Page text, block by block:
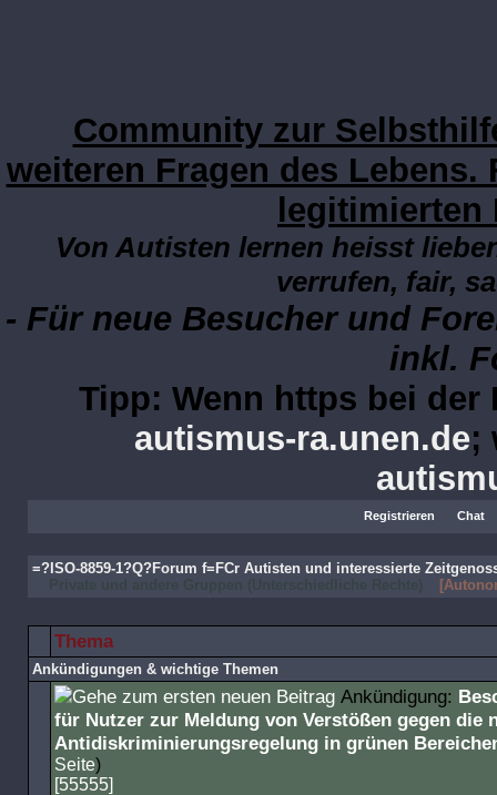
Community zur
weiteren Fragen des
Von Autisten lernen heisst
verrufen, fair,
- Für neue Besucher und
inkl.
Tipp: Wenn https bei
autismus-ra.unen.de;
Chat
Registrieren
=?ISO-8859-1?Q?Forum f=FCr Autisten und interessierte
Thema
Ankündigungen & wichtige Themen
Ankündigung:
für Nutzer zur Meldung von Verstößen gegen die
Antidiskriminierungsregelung in grünen
Seite)
[55555]